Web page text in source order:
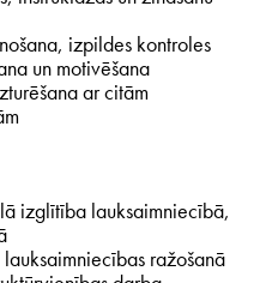
izpildes kontroles
un motivēšana
ar citām
izglītība lauksaimniecībā,
ražošanā